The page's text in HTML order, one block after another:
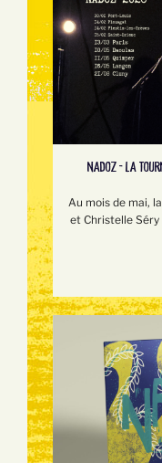
NADOZ - LA
Au mois de mai,
et Christelle